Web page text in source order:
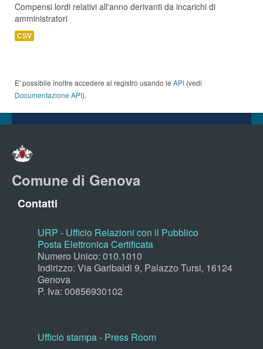
Compensi lordi relativi all'anno derivanti da incarichi di
amministratori
CSV
E' possibile inoltre accedere al registro usando le API (vedi
Documentazione API).
Comune di Genova
Contatti
URP - Ufficio Relazioni con il Pubblico
Posta Elettronica Certificata
Numero Unico: 010.1010
Indirizzo: Via Garibaldi 9, Palazzo Tursi, 16124
Genova
P. Iva: 00856930102
Ufficio stampa - Press Room